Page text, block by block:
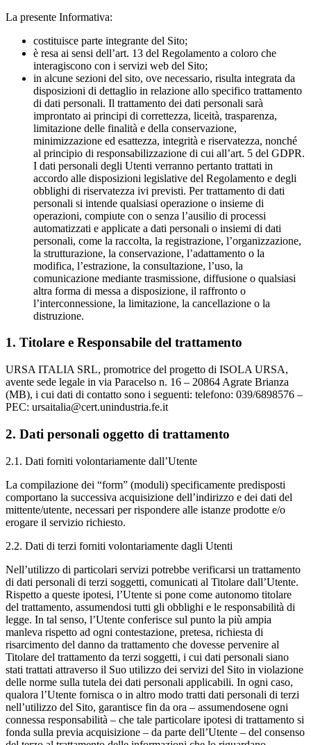
La presente Informativa:
costituisce parte integrante del Sito;
è resa ai sensi dell’art. 13 del Regolamento a coloro che
interagiscono con i servizi web del Sito;
in alcune sezioni del sito, ove necessario, risulta integrata da
disposizioni di dettaglio in relazione allo specifico trattamento
di dati personali. Il trattamento dei dati personali sarà
improntato ai principi di correttezza, liceità, trasparenza,
limitazione delle finalità e della conservazione,
minimizzazione ed esattezza, integrità e riservatezza, nonché
al principio di responsabilizzazione di cui all’art. 5 del GDPR.
I dati personali degli Utenti verranno pertanto trattati in
accordo alle disposizioni legislative del Regolamento e degli
obblighi di riservatezza ivi previsti. Per trattamento di dati
personali si intende qualsiasi operazione o insieme di
operazioni, compiute con o senza l’ausilio di processi
automatizzati e applicate a dati personali o insiemi di dati
personali, come la raccolta, la registrazione, l’organizzazione,
la strutturazione, la conservazione, l’adattamento o la
modifica, l’estrazione, la consultazione, l’uso, la
comunicazione mediante trasmissione, diffusione o qualsiasi
altra forma di messa a disposizione, il raffronto o
l’interconnessione, la limitazione, la cancellazione o la
distruzione.
1. Titolare e Responsabile del trattamento
URSA ITALIA SRL, promotrice del progetto di ISOLA URSA,
avente sede legale in via Paracelso n. 16 – 20864 Agrate Brianza
(MB), i cui dati di contatto sono i seguenti: telefono: 039/6898576 –
PEC: ursaitalia@cert.unindustria.fe.it
2. Dati personali oggetto di trattamento
2.1. Dati forniti volontariamente dall’Utente
La compilazione dei “form” (moduli) specificamente predisposti
comportano la successiva acquisizione dell’indirizzo e dei dati del
mittente/utente, necessari per rispondere alle istanze prodotte e/o
erogare il servizio richiesto.
2.2. Dati di terzi forniti volontariamente dagli Utenti
Nell’utilizzo di particolari servizi potrebbe verificarsi un trattamento
di dati personali di terzi soggetti, comunicati al Titolare dall’Utente.
Rispetto a queste ipotesi, l’Utente si pone come autonomo titolare
del trattamento, assumendosi tutti gli obblighi e le responsabilità di
legge. In tal senso, l’Utente conferisce sul punto la più ampia
manleva rispetto ad ogni contestazione, pretesa, richiesta di
risarcimento del danno da trattamento che dovesse pervenire al
Titolare del trattamento da terzi soggetti, i cui dati personali siano
stati trattati attraverso il Suo utilizzo dei servizi del Sito in violazione
delle norme sulla tutela dei dati personali applicabili. In ogni caso,
qualora l’Utente fornisca o in altro modo tratti dati personali di terzi
nell’utilizzo del Sito, garantisce fin da ora – assumendosene ogni
connessa responsabilità – che tale particolare ipotesi di trattamento si
fonda sulla previa acquisizione – da parte dell’Utente – del consenso